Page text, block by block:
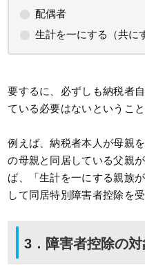
配偶者
生計を一にする（共に
要するに、必ずしも納税者
ている必要はないということ
例えば、納税者本人が母親
の母親と同居している父親
ば、「生計を一にする親族
して同居特別障害者控除を
3．障害者控除の